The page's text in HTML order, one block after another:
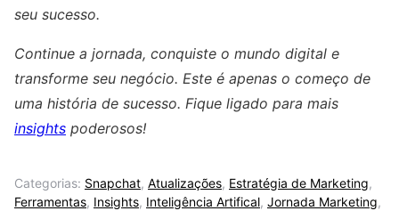
seu sucesso.
Continue a jornada, conquiste o mundo digital e
transforme seu negócio. Este é apenas o começo de
uma história de sucesso. Fique ligado para mais
insights poderosos!
Categorias: Snapchat, Atualizações, Estratégia de Marketing,
Ferramentas, Insights, Inteligência Artifical, Jornada Marketing,